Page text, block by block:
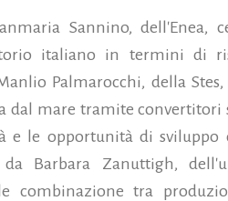
Sannino, dell'Enea,
italiano in termini di
Palmarocchi, della
dal mare tramite convertitori
e le opportunità di sviluppo
Barbara Zanuttigh,
combinazione tra